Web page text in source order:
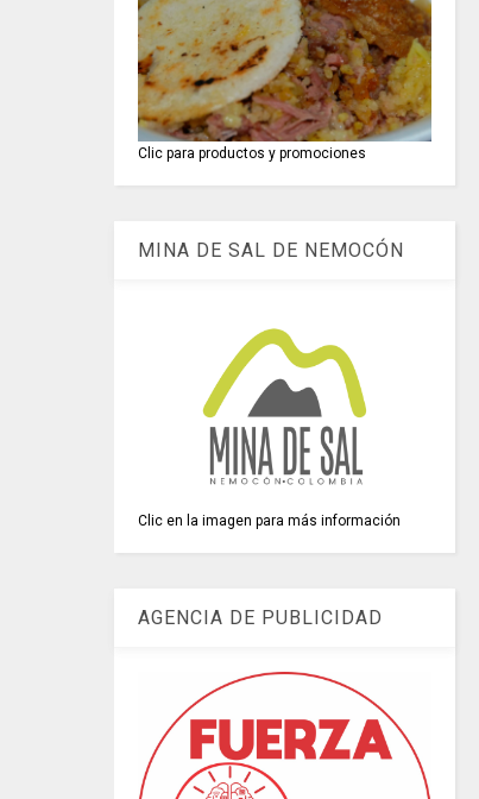
Clic para productos y promociones
MINA DE SAL DE NEMOCÓN
Clic en la imagen para más información
AGENCIA DE PUBLICIDAD